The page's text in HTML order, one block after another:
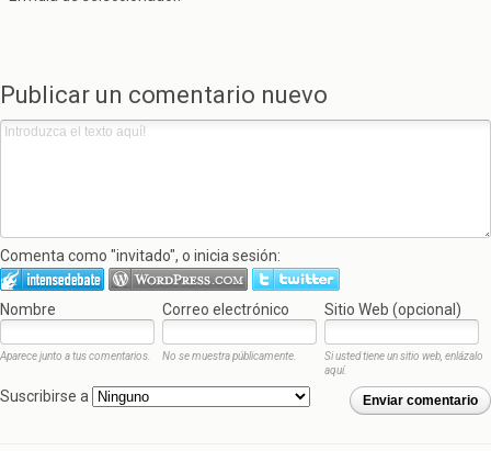
Publicar un comentario nuevo
Comenta como "invitado", o inicia sesión:
Nombre Correo electrónico Sitio Web (opcional)
Aparece junto a tus comentarios. No se muestra públicamente.
Si usted tiene un sitio web, enlázalo
aquí.
Enviar comentario
Suscribirse a